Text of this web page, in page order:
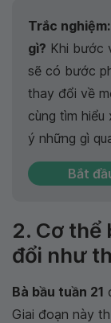
Trắc
gì? Khi bước
sẽ có bước
thay đổi về
cùng tìm
ý những gì
Bắt
2. Cơ thể
đổi như
Bà bầu tuần 21
Giai đoạn này